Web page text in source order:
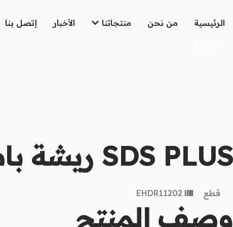
إلى
المحتوى
الرئيسية من نحن منتجاتنا Open منتجاتنا الأخبار إتصل بنا
SDS PLUS ريشة باطون ألماس
قطع EHDR11202
وصف المنتج